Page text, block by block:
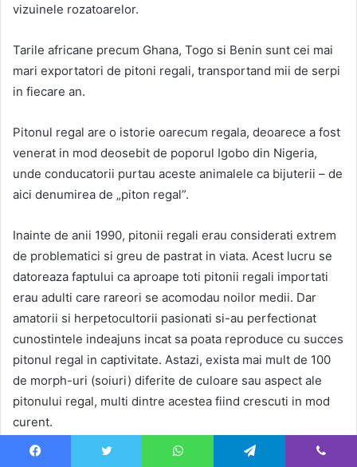
vizuinele rozatoarelor.
Tarile africane precum Ghana, Togo si Benin sunt cei mai
mari exportatori de pitoni regali, transportand mii de serpi
in fiecare an.
Pitonul regal are o istorie oarecum regala, deoarece a fost
venerat in mod deosebit de poporul Igobo din Nigeria,
unde conducatorii purtau aceste animalele ca bijuterii – de
aici denumirea de „piton regal”.
Inainte de anii 1990, pitonii regali erau considerati extrem
de problematici si greu de pastrat in viata. Acest lucru se
datoreaza faptului ca aproape toti pitonii regali importati
erau adulti care rareori se acomodau noilor medii. Dar
amatorii si herpetocultorii pasionati si-au perfectionat
cunostintele indeajuns incat sa poata reproduce cu succes
pitonul regal in captivitate. Astazi, exista mai mult de 100
de morph-uri (soiuri) diferite de culoare sau aspect ale
pitonului regal, multi dintre acestea fiind crescuti in mod
curent.